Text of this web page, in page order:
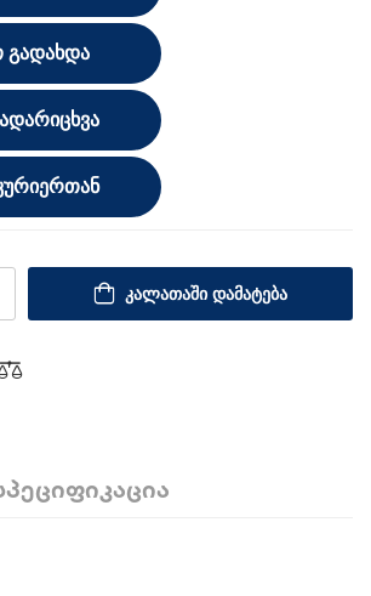
ᲒᲐᲓᲐᲮᲓᲐ
ᲙᲐᲚᲐᲗᲐᲨᲘ ᲓᲐᲛᲐᲢᲔᲑᲐ